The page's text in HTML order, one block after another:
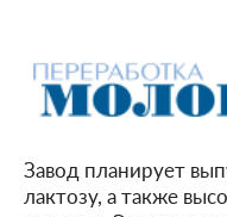
Завод планирует
лактозу, а также